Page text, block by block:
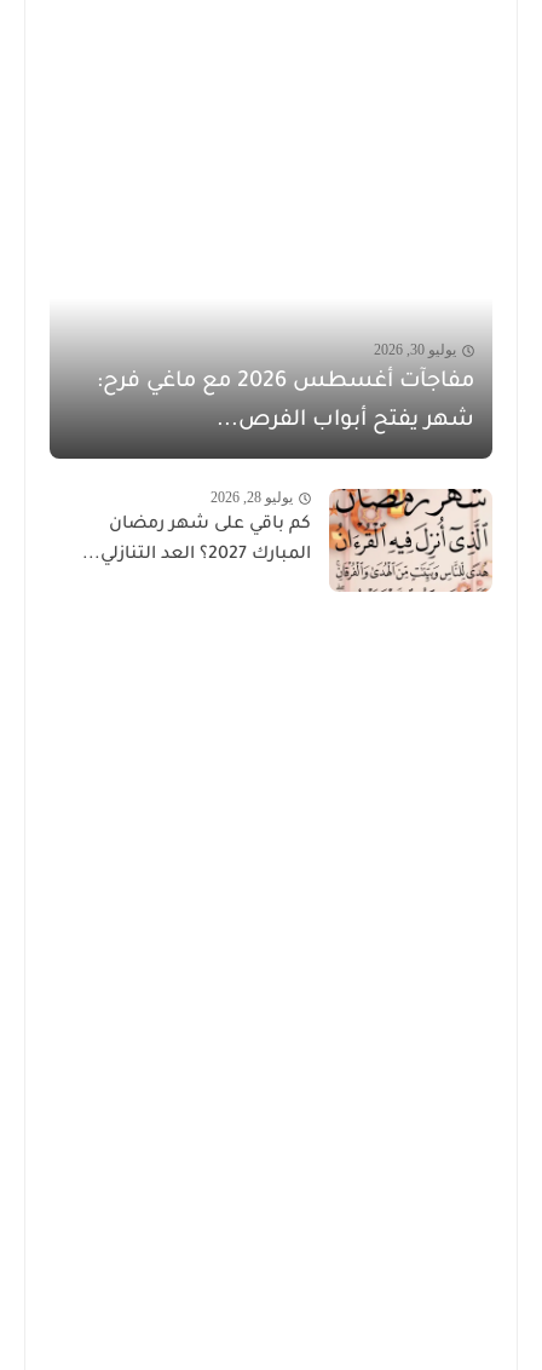
يوليو 30, 2026
مفاجآت أغسطس 2026 مع ماغي فرح:
شهر يفتح أبواب الفرص...
يوليو 28, 2026
كم باقي على شهر رمضان
المبارك 2027؟ العد التنازلي...